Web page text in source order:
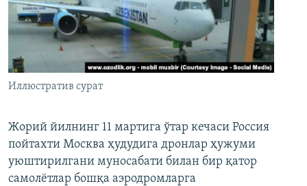
Иллюстратив сурат
Жорий йилнинг 11 мартига ўтар кечаси Россия
пойтахти Москва ҳудудига дронлар ҳужуми
уюштирилгани муносабати билан бир қатор
самолётлар бошқа аэродромларга